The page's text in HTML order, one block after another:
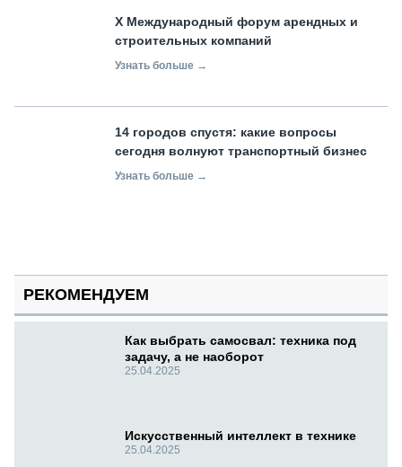
X Международный форум арендных и
строительных компаний
Узнать больше →
14 городов спустя: какие вопросы
сегодня волнуют транспортный бизнес
Узнать больше →
РЕКОМЕНДУЕМ
Как выбрать самосвал: техника под
задачу, а не наоборот
25.04.2025
Искусственный интеллект в технике
25.04.2025